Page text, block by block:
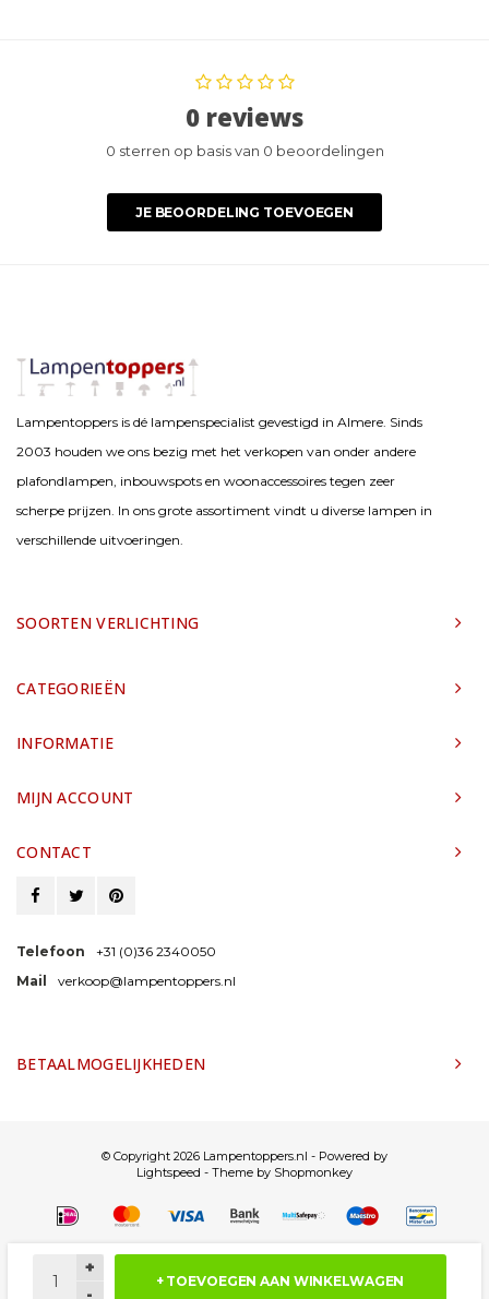
+
-
+ TOEVOEGEN AAN WINKELWAGEN
0 reviews
0 sterren op basis van 0 beoordelingen
JE BEOORDELING TOEVOEGEN
Lampentoppers is dé lampenspecialist gevestigd in Almere. Sinds
2003 houden we ons bezig met het verkopen van onder andere
plafondlampen, inbouwspots en woonaccessoires tegen zeer
scherpe prijzen. In ons grote assortiment vindt u diverse lampen in
verschillende uitvoeringen.
SOORTEN VERLICHTING
CATEGORIEËN
INFORMATIE
MIJN ACCOUNT
CONTACT
Telefoon
+31 (0)36 2340050
Mail
verkoop@lampentoppers.nl
BETAALMOGELIJKHEDEN
© Copyright 2026 Lampentoppers.nl - Powered by
Lightspeed - Theme by Shopmonkey